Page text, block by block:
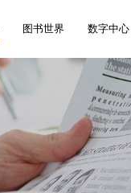
图书世界 数字中心